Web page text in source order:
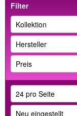
Filter